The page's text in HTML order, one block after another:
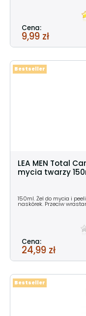
Cena:
9,99 zł
LEA MEN Total
mycia twarzy
150ml. Żel do mycia i
naskórek. Przeciw
Cena:
24,99 zł
Bestseller
Bestseller